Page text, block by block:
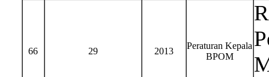
66 29 2013
Peraturan Kepala
BPOM